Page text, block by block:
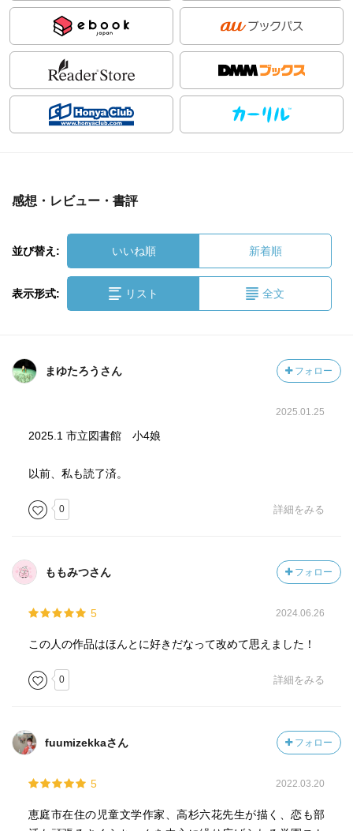
感想・レビュー・書評
並び替え: いいね順 新着順
表示形式: リスト 全文
まゆたろうさん フォロー
2025.01.25
2025.1 市立図書館 小4娘
以前、私も読了済。
0 詳細をみる
ももみつさん フォロー
5 2024.06.26
この人の作品はほんとに好きだなって改めて思えました！
0 詳細をみる
fuumizekkaさん フォロー
5 2022.03.20
恵庭市在住の児童文学作家、高杉六花先生が描く、恋も部